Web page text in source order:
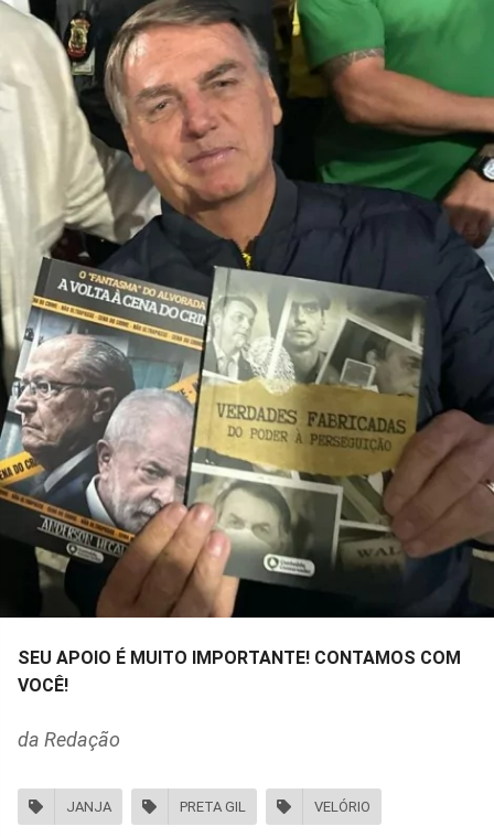
SEU APOIO É MUITO IMPORTANTE! CONTAMOS COM
VOCÊ!
da Redação
JANJA PRETA GIL VELÓRIO